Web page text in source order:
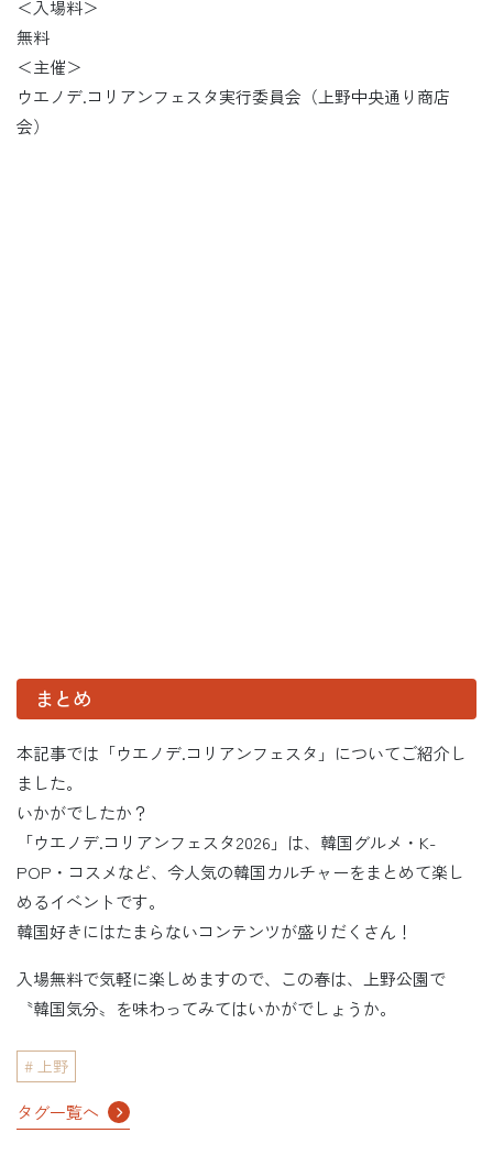
＜入場料＞
無料
＜主催＞
ウエノデ.コリアンフェスタ実行委員会（上野中央通り商店
会）
まとめ
本記事では「ウエノデ.コリアンフェスタ」についてご紹介し
ました。
いかがでしたか？
「ウエノデ.コリアンフェスタ2026」は、韓国グルメ・K-
POP・コスメなど、今人気の韓国カルチャーをまとめて楽し
めるイベントです。
韓国好きにはたまらないコンテンツが盛りだくさん！
入場無料で気軽に楽しめますので、この春は、上野公園で
〝韓国気分〟を味わってみてはいかがでしょうか。
上野
タグ一覧へ